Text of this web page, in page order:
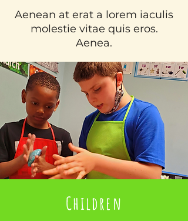
Aenean at erat a lorem iaculis
molestie vitae quis eros.
Aenea.
Children